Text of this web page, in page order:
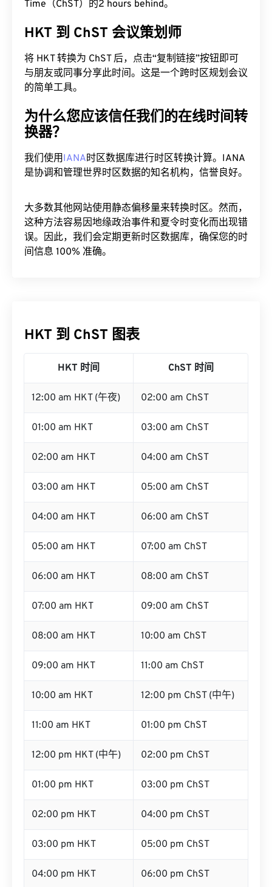
Time（ChST）的2 hours behind。
HKT 到 ChST 会议策划师
将 HKT 转换为 ChST 后，点击“复制链接”按钮即可
与朋友或同事分享此时间。这是一个跨时区规划会议
的简单工具。
为什么您应该信任我们的在线时间转
换器？
我们使用IANA时区数据库进行时区转换计算。IANA
是协调和管理世界时区数据的知名机构，信誉良好。
大多数其他网站使用静态偏移量来转换时区。然而，
这种方法容易因地缘政治事件和夏令时变化而出现错
误。因此，我们会定期更新时区数据库，确保您的时
间信息 100% 准确。
HKT 到 ChST 图表
HKT 时间 ChST 时间
12:00 am HKT (午夜) 02:00 am ChST
01:00 am HKT 03:00 am ChST
02:00 am HKT 04:00 am ChST
03:00 am HKT 05:00 am ChST
04:00 am HKT 06:00 am ChST
05:00 am HKT 07:00 am ChST
06:00 am HKT 08:00 am ChST
07:00 am HKT 09:00 am ChST
08:00 am HKT 10:00 am ChST
09:00 am HKT 11:00 am ChST
10:00 am HKT 12:00 pm ChST (中午)
11:00 am HKT 01:00 pm ChST
12:00 pm HKT (中午) 02:00 pm ChST
01:00 pm HKT 03:00 pm ChST
02:00 pm HKT 04:00 pm ChST
03:00 pm HKT 05:00 pm ChST
04:00 pm HKT 06:00 pm ChST